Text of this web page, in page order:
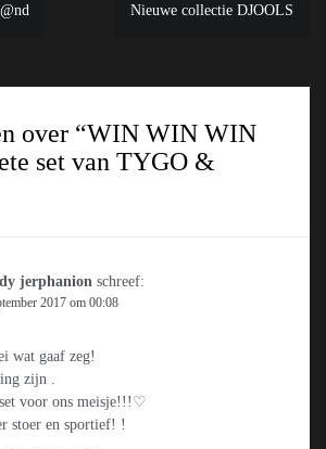
Nieuwe collectie DJOOLS
over “WIN WIN WIN
set van TYGO &
jerphanion schreef:
2017 om 00:08
wat gaaf zeg!
zijn .
voor ons meisje!!!♡
stoer en sportief! !